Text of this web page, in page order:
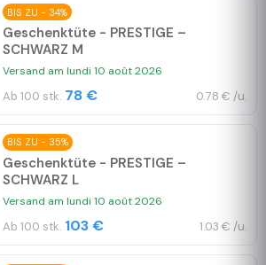
BIS ZU - 34%
Geschenktüte - PRESTIGE –
SCHWARZ M
Versand am lundi 10 août 2026
Ab 100 stk. 78 € 0.78 € /u.
BIS ZU - 35%
Geschenktüte - PRESTIGE –
SCHWARZ L
Versand am lundi 10 août 2026
Ab 100 stk. 103 € 1.03 € /u.